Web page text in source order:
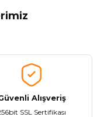
formunu kullanarak
Alışveriş
SSL Sertifikası